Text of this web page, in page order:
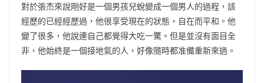
對於張杰來說剛好是一個男孩兒蛻變成一個男人的過程，該
經歷的已經經歷過，他很享受現在的狀態，自在而平和。他
變了很多，他說連自己都覺得大吃一驚。但是並沒有面目全
非，他始終是一個接地氣的人，好像隨時都准備重新來過。